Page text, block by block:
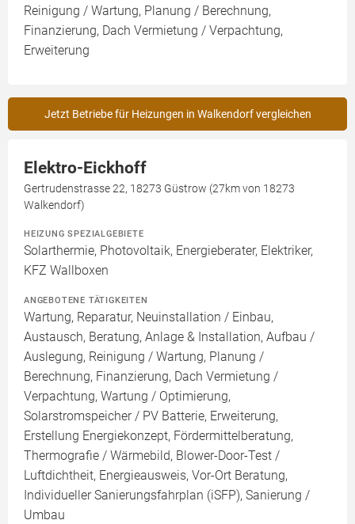
Reinigung / Wartung, Planung / Berechnung,
Finanzierung, Dach Vermietung / Verpachtung,
Erweiterung
Jetzt Betriebe für Heizungen in Walkendorf vergleichen
Elektro-Eickhoff
Gertrudenstrasse 22, 18273 Güstrow (27km von 18273
Walkendorf)
HEIZUNG SPEZIALGEBIETE
Solarthermie, Photovoltaik, Energieberater, Elektriker,
KFZ Wallboxen
ANGEBOTENE TÄTIGKEITEN
Wartung, Reparatur, Neuinstallation / Einbau,
Austausch, Beratung, Anlage & Installation, Aufbau /
Auslegung, Reinigung / Wartung, Planung /
Berechnung, Finanzierung, Dach Vermietung /
Verpachtung, Wartung / Optimierung,
Solarstromspeicher / PV Batterie, Erweiterung,
Erstellung Energiekonzept, Fördermittelberatung,
Thermografie / Wärmebild, Blower-Door-Test /
Luftdichtheit, Energieausweis, Vor-Ort Beratung,
Individueller Sanierungsfahrplan (iSFP), Sanierung /
Umbau